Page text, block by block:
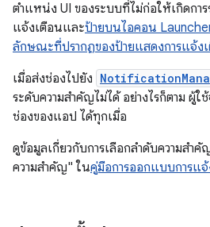
ตำแหน่ง UI ของระบบที่ไม่ก่อให้เกิดกา
แจ้งเตือนและป้ายบนไอคอน
ลักษณะที่ปรากฏของป้ายแสดงการแจ้ง
เมื่อส่งช่องไปยัง
ระดับความสำคัญไม่ได้ อย่างไรก็ตาม ผู้
ช่องของแอป ได้ทุกเมื่อ
ดูข้อมูลเกี่ยวกับการเลือกลำดับความสำ
ความสำคัญ" ในคู่มือการออกแบบการแ